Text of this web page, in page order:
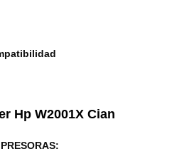
Hp W2001X Cian